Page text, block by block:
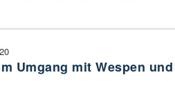
Umgang mit Wespen und